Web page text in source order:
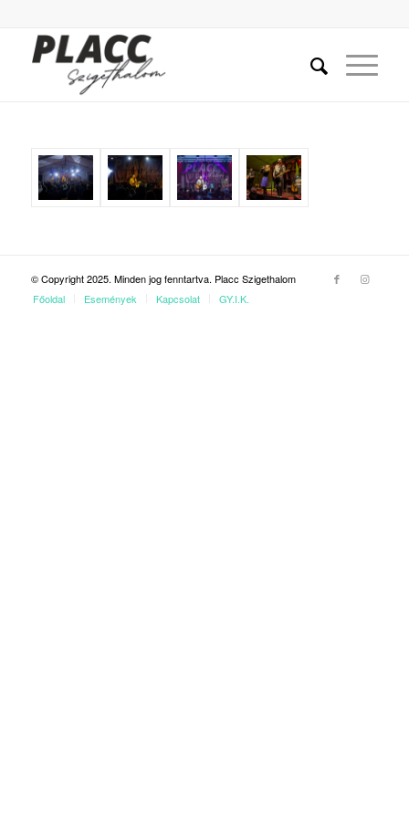
© Copyright 2025. Minden jog fenntartva. Placc Szigethalom
Főoldal
Események Kapcsolat GY.I.K.